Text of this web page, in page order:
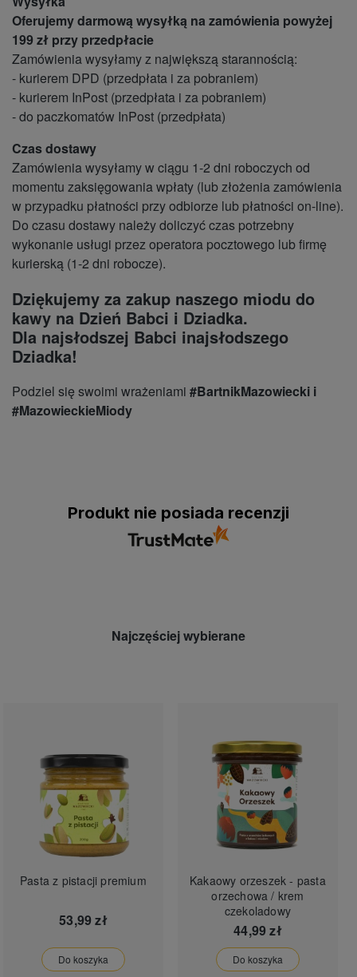
Oferujemy darmową wysyłką na zamówienia powyżej
199 zł przy przedpłacie
Zamówienia wysyłamy z największą starannością:
- kurierem DPD (przedpłata i za pobraniem)
- kurierem InPost (przedpłata i za pobraniem)
- do paczkomatów InPost (przedpłata)
Czas dostawy
Zamówienia wysyłamy w ciągu 1-2 dni roboczych od
momentu zaksięgowania wpłaty (lub złożenia zamówienia
w przypadku płatności przy odbiorze lub płatności on-line).
Do czasu dostawy należy doliczyć czas potrzebny
wykonanie usługi przez operatora pocztowego lub firmę
kurierską (1-2 dni robocze).
Dziękujemy za zakup naszego miodu do
kawy na Dzień Babci i Dziadka.
Dla najsłodszej Babci inajsłodszego
Dziadka!
Podziel się swoimi wrażeniami #BartnikMazowiecki i
#MazowieckieMiody
Produkt nie posiada recenzji
Najczęściej wybierane
Pasta z pistacji premium
53,99 zł
Do koszyka
Kakaowy orzeszek - pasta
orzechowa / krem
czekoladowy
44,99 zł
Do koszyka